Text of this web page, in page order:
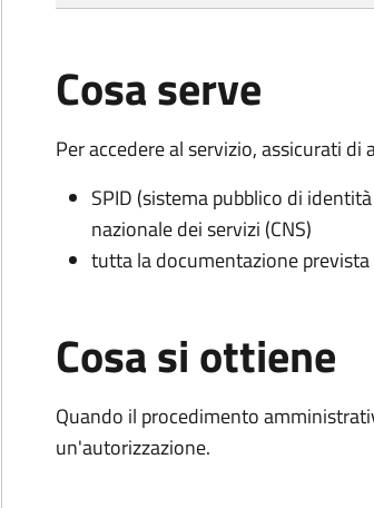
Cosa serve
Per accedere al servizio, assicurati di
SPID (sistema pubblico di
nazionale dei servizi (CNS)
tutta la documentazione
Cosa si ottiene
Quando il procedimento
un'autorizzazione.